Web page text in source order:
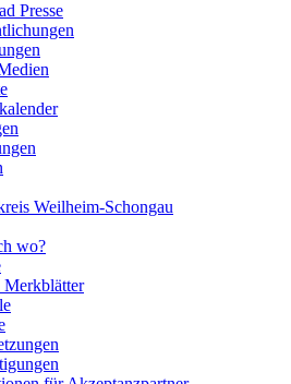
Presse
Weilheim-Schongau
wo?
Merkblätter